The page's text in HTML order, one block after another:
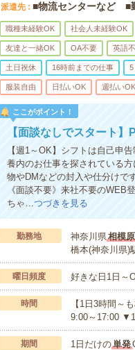
派遣先 ■物流センターなど ■
職種未経験OK 社会人未経験OK
友達と一緒OK OA不要 英語
土日祝休 16時前までの仕事 5
服装自由 日払いOK 週払いOK
ここがポイント！
【面談なしでスタート
【週1～OK】シフトは自己申
養内のお仕事を探されている
物やDMなどの封入や仕分けで
《面談不要》来社不要のWEB
ちゃ…つづきを見る
勤務地 神奈川県相模
橋本(神奈川県)
曜日頻度 好きな日1日～
時間
【1日3時間～
9:00～17:00
期間 1日だけの単発